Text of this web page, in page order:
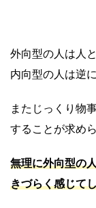
外向型の人は人
内向型の人は逆
またじっくり物
することが求め
無理に外向型の
きづらく感じて